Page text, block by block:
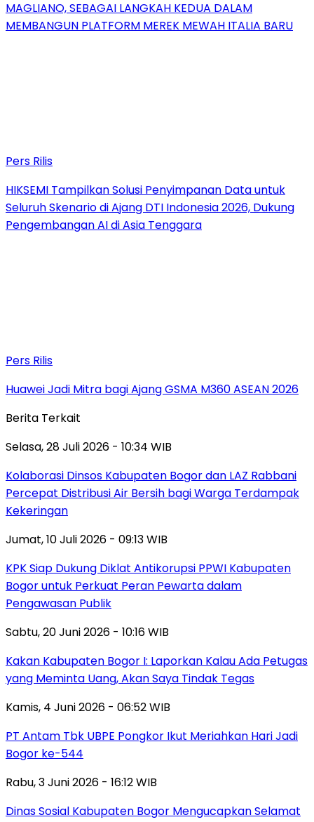
MAGLIANO, SEBAGAI LANGKAH KEDUA DALAM
MEMBANGUN PLATFORM MEREK MEWAH ITALIA BARU
Pers Rilis
HIKSEMI Tampilkan Solusi Penyimpanan Data untuk
Seluruh Skenario di Ajang DTI Indonesia 2026, Dukung
Pengembangan AI di Asia Tenggara
Pers Rilis
Huawei Jadi Mitra bagi Ajang GSMA M360 ASEAN 2026
Berita Terkait
Selasa, 28 Juli 2026 - 10:34 WIB
Kolaborasi Dinsos Kabupaten Bogor dan LAZ Rabbani
Percepat Distribusi Air Bersih bagi Warga Terdampak
Kekeringan
Jumat, 10 Juli 2026 - 09:13 WIB
KPK Siap Dukung Diklat Antikorupsi PPWI Kabupaten
Bogor untuk Perkuat Peran Pewarta dalam
Pengawasan Publik
Sabtu, 20 Juni 2026 - 10:16 WIB
Kakan Kabupaten Bogor I: Laporkan Kalau Ada Petugas
yang Meminta Uang, Akan Saya Tindak Tegas
Kamis, 4 Juni 2026 - 06:52 WIB
PT Antam Tbk UBPE Pongkor Ikut Meriahkan Hari Jadi
Bogor ke-544
Rabu, 3 Juni 2026 - 16:12 WIB
Dinas Sosial Kabupaten Bogor Mengucapkan Selamat